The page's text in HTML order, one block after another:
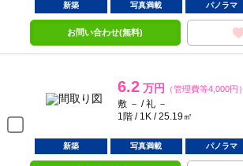
新築 写真満載 パノラマ
お問い合わせ(無料)
6.2 万円 （管理費等4,000円）
敷 － / 礼 －
1階 / 1K / 25.19㎡
新築 写真満載 パノラマ